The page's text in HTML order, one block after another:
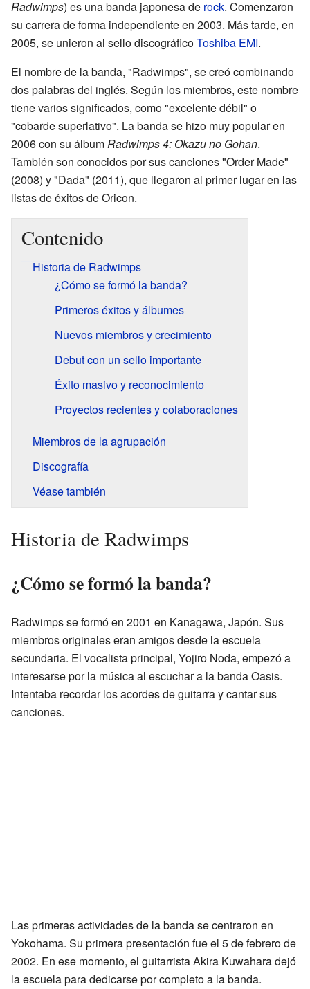
Radwimps) es una banda japonesa de rock. Comenzaron
su carrera de forma independiente en 2003. Más tarde, en
2005, se unieron al sello discográficoToshiba EMI.
El nombre de la banda, "Radwimps", se creó combinando
dos palabras del inglés. Según los miembros, este nombre
tiene varios significados, como "excelente débil" o
"cobarde superlativo". La banda se hizo muy popular en
2006 con su álbumRadwimps 4: Okazu no Gohan.
También son conocidos por sus canciones "Order Made"
(2008) y "Dada" (2011), que llegaron al primer lugar en las
listas de éxitos de Oricon.
Contenido
Historia de Radwimps
¿Cómo se formó la banda?
Primeros éxitos y álbumes
Nuevos miembros y crecimiento
Debut con un sello importante
Éxito masivo y reconocimiento
Proyectos recientes y colaboraciones
Miembros de la agrupación
Discografía
Véase también
Historia de Radwimps
¿Cómo se formó la banda?
Radwimps se formó en 2001 en Kanagawa, Japón. Sus
miembros originales eran amigos desde la escuela
secundaria. El vocalista principal, Yojiro Noda, empezó a
interesarse por la música al escuchar a la banda Oasis.
Intentaba recordar los acordes de guitarra y cantar sus
canciones.
Las primeras actividades de la banda se centraron en
Yokohama. Su primera presentación fue el 5 de febrero de
2002. En ese momento, el guitarrista Akira Kuwahara dejó
la escuela para dedicarse por completo a la banda.